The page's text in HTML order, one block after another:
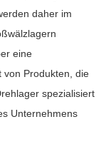
daher im
eine
von Produkten, die
spezialisiert
Unternehmens